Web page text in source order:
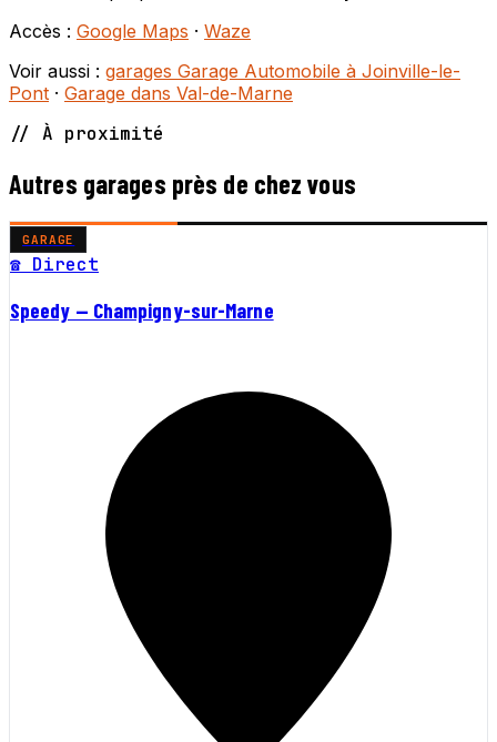
Accès : Google Maps · Waze
Voir aussi : garages Garage Automobile à Joinville-le-
Pont · Garage dans Val-de-Marne
// À proximité
Autres garages près de chez vous
GARAGE
☎ Direct
Speedy — Champigny-sur-Marne